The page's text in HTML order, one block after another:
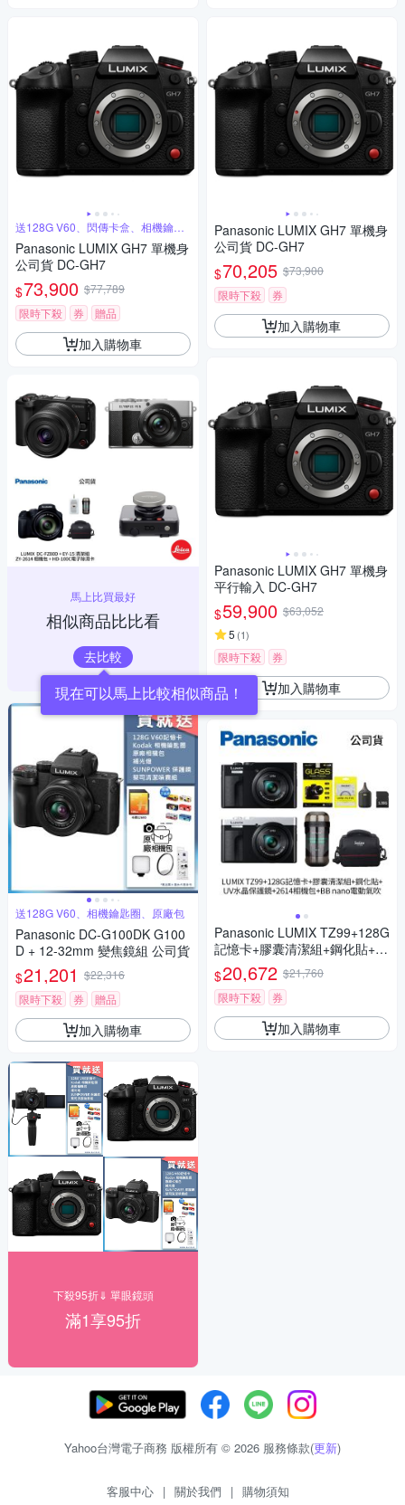
送128G V60、閃傳卡盒、相機鑰匙
圈
Panasonic LUMIX GH7 單機身
公司貨 DC-GH7
$73,900 $77,789
限時下殺
券 贈品
加入購物車
馬上比買最好
相似商品比比看
去比較
現在可以馬上比較相似商品！
送128G V60、相機鑰匙圈、原廠包
Panasonic DC-G100DK G100
D + 12-32mm 變焦鏡組 公司貨
$21,201 $22,316
限時下殺
券 贈品
加入購物車
下殺95折⇓ 單眼鏡頭
滿1享95折
Panasonic LUMIX GH7 單機身
公司貨 DC-GH7
$70,205 $73,900
限時下殺
券
加入購物車
Panasonic LUMIX GH7 單機身
平行輸入 DC-GH7
$59,900 $63,052
5 (1)
限時下殺 券
加入購物車
Panasonic LUMIX TZ99+128G
記憶卡+膠囊清潔組+鋼化貼+水
晶保護鏡+2614相機包+NITEC
ORE BB nano 迷你電動氣吹
(公司貨)
$20,672 $21,760
限時下殺
券
加入購物車
Yahoo台灣電子商務 版權所有 © 2026 服務條款(更新)
客服中心 | 關於我們 | 購物須知